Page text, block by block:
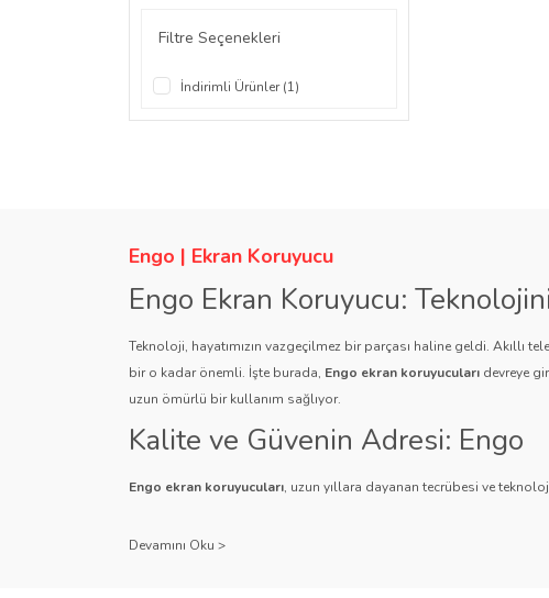
Filtre Seçenekleri
İndirimli Ürünler (1)
Engo | Ekran Koruyucu
Engo Ekran Koruyucu:
Teknoloji, hayatımızın vazgeçilmez bir parçası haline geldi.
bir o kadar önemli. İşte burada, Engo ekran koruyucuları devreye
uzun ömürlü bir kullanım sağlıyor.
Kalite ve Güvenin Adresi: Engo
Engo ekran koruyucuları, uzun yıllara dayanan tecrübesi ve
Çeşitlilik ve Uyum: Engo Ekran